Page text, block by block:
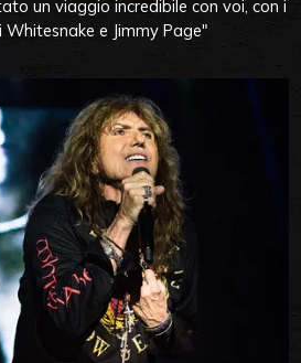
un viaggio incredibile con voi, con i
Whitesnake e Jimmy Page"